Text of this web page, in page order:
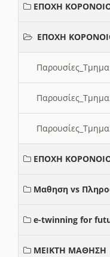
ΕΠΟΧΗ
ΕΠΟΧΗ
ΕΠΟΧΗ
Μαθηση vs
e-twinning for
ΜΕΙΚΤΗ ΜΑΘΗΣΗ